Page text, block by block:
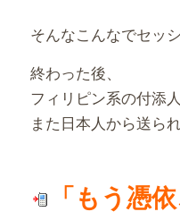
そんなこんなでセッ
終わった後、
フィリピン系の付添人
また日本人から送ら
「もう憑